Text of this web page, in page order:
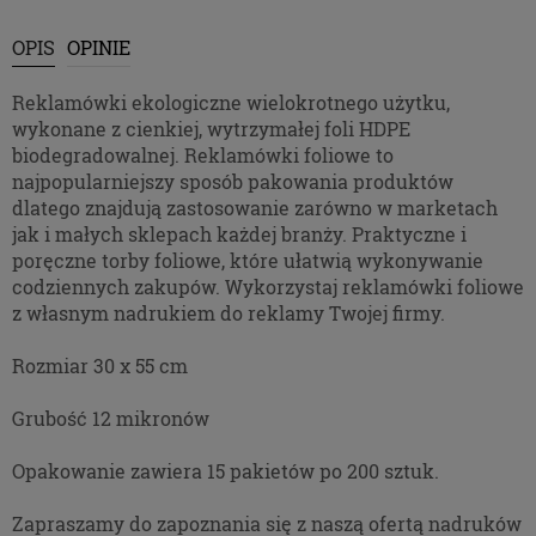
OPIS OPINIE
Reklamówki ekologiczne wielokrotnego użytku,
wykonane z cienkiej, wytrzymałej foli HDPE
biodegradowalnej. Reklamówki foliowe to
najpopularniejszy sposób pakowania produktów
dlatego znajdują zastosowanie zarówno w marketach
jak i małych sklepach każdej branży. Praktyczne i
poręczne torby foliowe, które ułatwią wykonywanie
codziennych zakupów. Wykorzystaj reklamówki foliowe
z własnym nadrukiem do reklamy Twojej firmy.
Rozmiar 30 x 55 cm
Grubość 12 mikronów
Opakowanie zawiera 15 pakietów po 200 sztuk.
Zapraszamy do zapoznania się z naszą ofertą nadruków
Na naszych stronach używamy technologii, takich
danych osobowych w celu personalizowania treści i
reklam oraz analizowania ruchu na stronach i w
Internecie. Pragniemy zapoznać Cię ze szczegółami
stosowanych przez nas technologii oraz z
przepisami, które niebawem wejdą w życie, tak aby
dać Ci pełną wiedzę i komfort w korzystaniu z
naszych serwisów internetowych. Zapoznaj się z
poniższymi informacjami przed przejściem do
serwisu. Klikając przycisk „przejdź do serwisu” lub
zawarte poniżej.
RODO
Z dniem 25 maja 2018 r. rozpoczyna obowiązywanie
(UE) 2016/679 z dnia 27 kwietnia 2016 r. w sprawie